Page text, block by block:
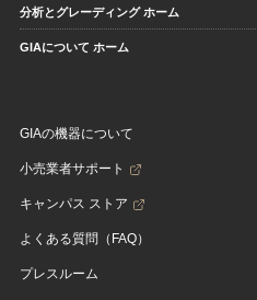
分析とグレーディング ホーム
GIAについて ホーム
GIAの機器について
小売業者サポート
キャンパス ストア
よくある質問（FAQ）
プレスルーム